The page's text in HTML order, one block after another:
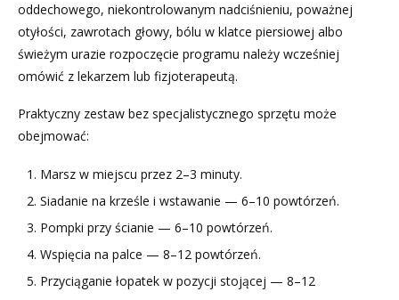
oddechowego, niekontrolowanym nadciśnieniu, poważnej
otyłości, zawrotach głowy, bólu w klatce piersiowej albo
świeżym urazie rozpoczęcie programu należy wcześniej
omówić z lekarzem lub fizjoterapeutą.
Praktyczny zestaw bez specjalistycznego sprzętu może
obejmować:
Marsz w miejscu przez 2–3 minuty.
Siadanie na krześle i wstawanie — 6–10 powtórzeń.
Pompki przy ścianie — 6–10 powtórzeń.
Wspięcia na palce — 8–12 powtórzeń.
Przyciąganie łopatek w pozycji stojącej — 8–12